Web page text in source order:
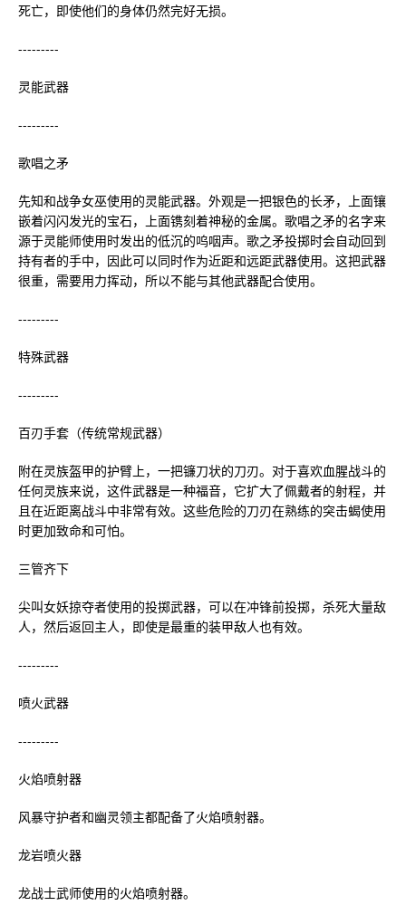
死亡，即使他们的身体仍然完好无损。
---------
灵能武器
---------
歌唱之矛
先知和战争女巫使用的灵能武器。外观是一把银色的长矛，上面镶
嵌着闪闪发光的宝石，上面镌刻着神秘的金属。歌唱之矛的名字来
源于灵能师使用时发出的低沉的呜咽声。歌之矛投掷时会自动回到
持有者的手中，因此可以同时作为近距和远距武器使用。这把武器
很重，需要用力挥动，所以不能与其他武器配合使用。
---------
特殊武器
---------
百刃手套（传统常规武器）
附在灵族盔甲的护臂上，一把镰刀状的刀刃。对于喜欢血腥战斗的
任何灵族来说，这件武器是一种福音，它扩大了佩戴者的射程，并
且在近距离战斗中非常有效。这些危险的刀刃在熟练的突击蝎使用
时更加致命和可怕。
三管齐下
尖叫女妖掠夺者使用的投掷武器，可以在冲锋前投掷，杀死大量敌
人，然后返回主人，即使是最重的装甲敌人也有效。
---------
喷火武器
---------
火焰喷射器
风暴守护者和幽灵领主都配备了火焰喷射器。
龙岩喷火器
龙战士武师使用的火焰喷射器。